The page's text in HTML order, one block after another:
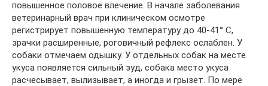
повышенное половое влечение. В начале заболевания
ветеринарный врач при клиническом осмотре
регистрирует повышенную температуру до 40-41° С,
зрачки расширенные, роговичный рефлекс ослаблен. У
собаки отмечаем одышку. У отдельных собак на месте
укуса появляется сильный зуд, собака место укуса
расчесывает, вылизывает, а иногда и грызет. По мере